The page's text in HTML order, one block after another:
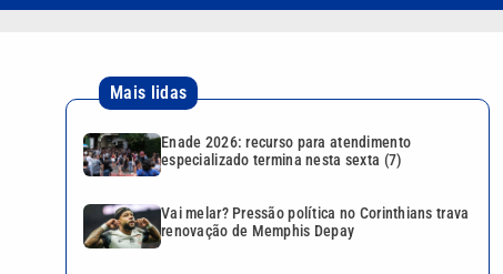
Mais lidas
Enade 2026: recurso para atendimento
especializado termina nesta sexta (7)
Vai melar? Pressão política no Corinthians trava
renovação de Memphis Depay